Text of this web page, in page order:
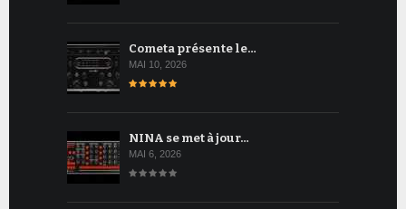
Cometa présente le…
MAI 10, 2026
NINA se met à jour…
MAI 6, 2026